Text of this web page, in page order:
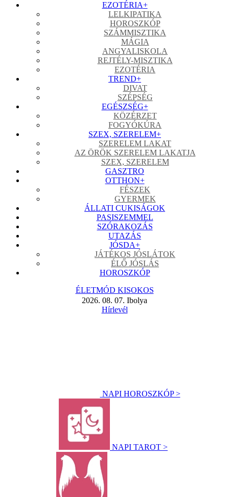
EZOTÉRIA+
LELKIPATIKA
HOROSZKÓP
SZÁMMISZTIKA
MÁGIA
ANGYALISKOLA
REJTÉLY-MISZTIKA
EZOTÉRIA
TREND+
DIVAT
SZÉPSÉG
EGÉSZSÉG+
KÖZÉRZET
FOGYÓKÚRA
SZEX, SZERELEM+
SZERELEM LAKAT
AZ ÖRÖK SZERELEM LAKATJA
SZEX, SZERELEM
GASZTRO
OTTHON+
FÉSZEK
GYERMEK
ÁLLATI CUKISÁGOK
PASISZEMMEL
SZÓRAKOZÁS
UTAZÁS
JÓSDA+
JÁTÉKOS JÓSLÁTOK
ÉLŐ JÓSLÁS
HOROSZKÓP
ÉLETMÓD KISOKOS
2026. 08. 07. Ibolya
Hírlevél
NAPI HOROSZKÓP >
NAPI TAROT >